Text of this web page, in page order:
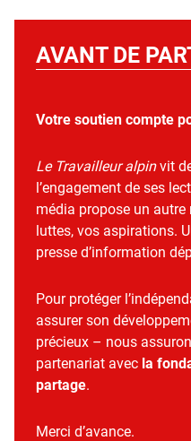
AVANT DE
Votre soutien compte
Le Travailleur alpinvit
l’engagement de ses
média propose un autre
luttes, vos aspirations.
presse d’information
Pour protéger
assurer son
précieux – nous
partenariat avec la
partage.
Merci d’avance.